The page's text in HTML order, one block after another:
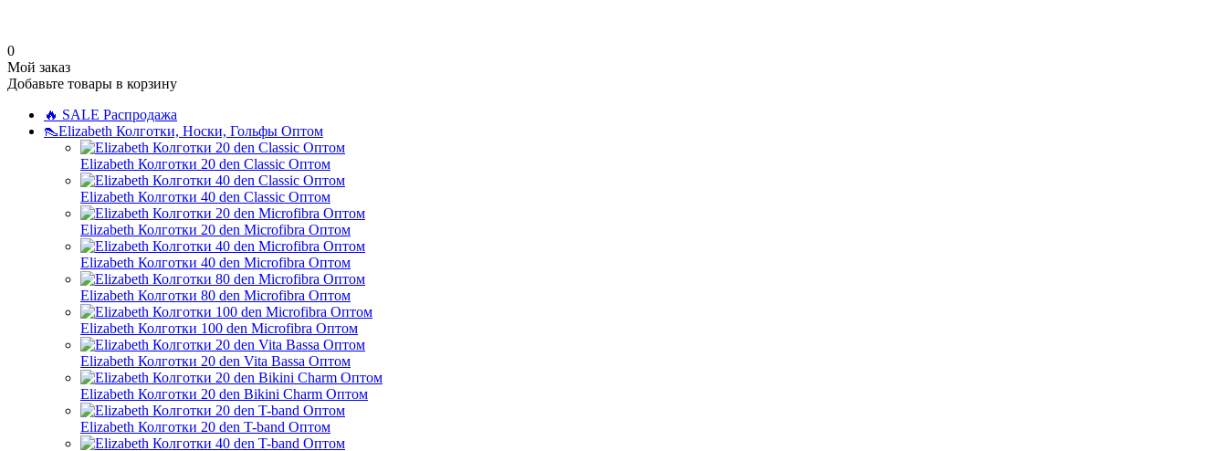
0
Мой заказ
Добавьте товары в корзину
🔥 SALE Распродажа
👠Elizabeth Колготки, Носки, Гольфы Оптом
Elizabeth Колготки 20 den Classic Оптом
Elizabeth Колготки 40 den Classic Оптом
Elizabeth Колготки 20 den Microfibra Оптом
Elizabeth Колготки 40 den Microfibra Оптом
Elizabeth Колготки 80 den Microfibra Оптом
Elizabeth Колготки 100 den Microfibra Оптом
Elizabeth Колготки 20 den Vita Bassa Оптом
Elizabeth Колготки 20 den Bikini Charm Оптом
Elizabeth Колготки 20 den T-band Оптом